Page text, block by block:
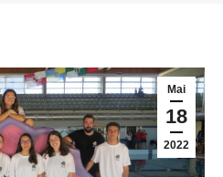
Mai
18
2022